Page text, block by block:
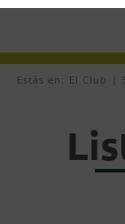
Estás en: El Club